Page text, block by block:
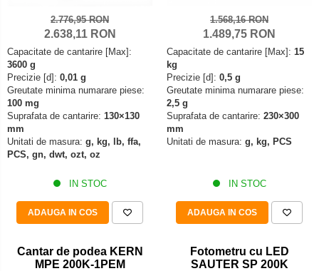
Standuri testare manuala
Standuri testare motorizata
Convertor Analog-Digital
Cutie de jonctiune
Inele suport
Maner
Picioare ajustabile
Piese pentru compresiune
Piulite zimtate si hexagonale
Placa de montaj
Placi etalon
Senzori
Set suruburi otel
2.776,95 RON
2.638,11 RON
Capacitate de cantarire [Max]:
3600 g
Precizie [d]: 0,01 g
Greutate minima numarare piese:
100 mg
Suprafata de cantarire: 130×130
mm
Unitati de masura: g, kg, lb, ffa,
PCS, gn, dwt, ozt, oz
IN STOC
ADAUGA IN COS
1.568,16 RON
1.489,75 RON
Capacitate de cantarire [Max]: 15
kg
Precizie [d]: 0,5 g
Greutate minima numarare piese:
2,5 g
Suprafata de cantarire: 230×300
mm
Unitati de masura: g, kg, PCS
IN STOC
ADAUGA IN COS
Cantar de podea KERN
MPE 200K-1PEM
Fotometru cu LED
SAUTER SP 200K